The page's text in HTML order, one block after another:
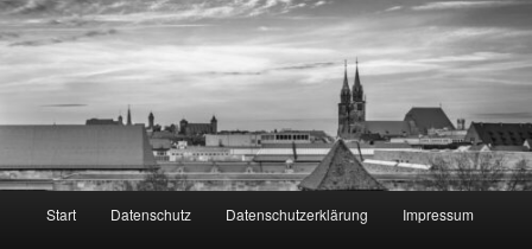
Start Datenschutz Datenschutzerklärung Impressum